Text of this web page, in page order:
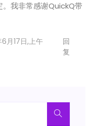
。我非常感谢QuickQ带
月17日,上午
回
复